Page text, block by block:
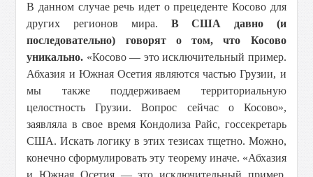
В данном случае речь идет о прецеденте Косово для
других регионов мира. В США давно (и
последовательно) говорят о том, что Косово
уникально. «Косово — это исключительный пример.
Абхазия и Южная Осетия являются частью Грузии, и
мы также поддерживаем территориальную
целостность Грузии. Вопрос сейчас о Косово»,
заявляла в свое время Кондолиза Райс, госсекретарь
США. Искать логику в этих тезисах тщетно. Можно,
конечно сформулировать эту теорему иначе. «Абхазия
и Южная Осетия — это исключительный пример.